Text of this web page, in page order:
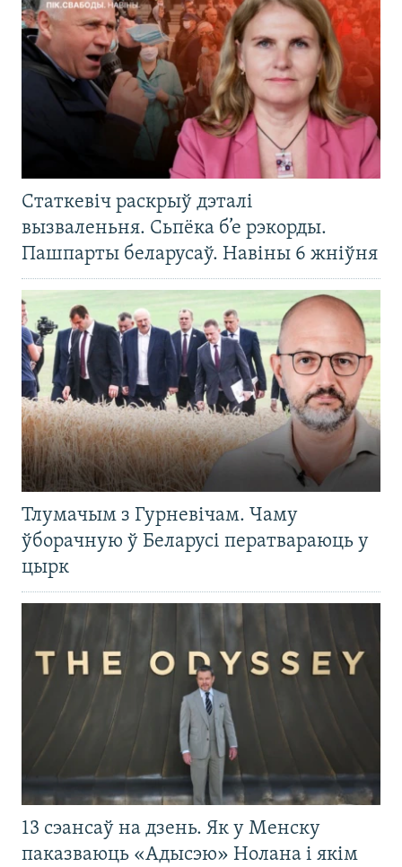
Статкевіч раскрыў дэталі
вызваленьня. Сьпёка б’е рэкорды.
Пашпарты беларусаў. Навіны 6 жніўня
Тлумачым з Гурневічам. Чаму
ўборачную ў Беларусі ператвараюць у
цырк
13 сэансаў на дзень. Як у Менску
паказваюць «Адысэю» Нолана і якім